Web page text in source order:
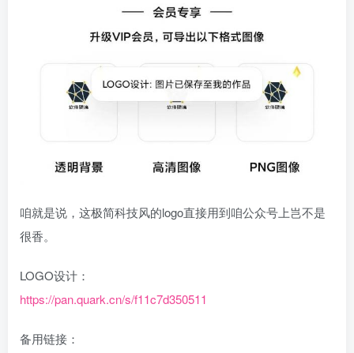
咱就是说，这极简科技风的logo直接用到咱公众号上岂不是
很香。
LOGO设计：
https://pan.quark.cn/s/f11c7d350511
备用链接：